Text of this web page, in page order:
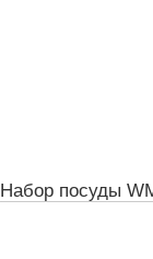
Набор посуды